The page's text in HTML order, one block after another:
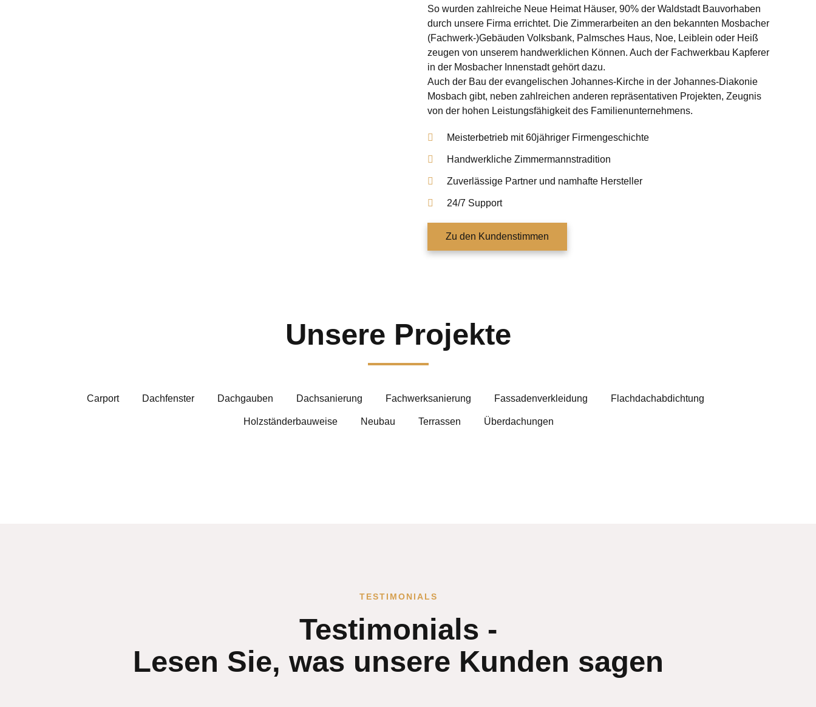
So wurden zahlreiche Neue Heimat Häuser, 90% der Waldstadt Bauvorhaben
durch unsere Firma errichtet. Die Zimmerarbeiten an den bekannten Mosbacher
(Fachwerk-)Gebäuden Volksbank, Palmsches Haus, Noe, Leiblein oder Heiß
zeugen von unserem handwerklichen Können. Auch der Fachwerkbau Kapferer
in der Mosbacher Innenstadt gehört dazu.
Auch der Bau der evangelischen Johannes-Kirche in der Johannes-Diakonie
Mosbach gibt, neben zahlreichen anderen repräsentativen Projekten, Zeugnis
von der hohen Leistungsfähigkeit des Familienunternehmens.
Meisterbetrieb mit 60jähriger Firmengeschichte
Handwerkliche Zimmermannstradition
Zuverlässige Partner und namhafte Hersteller
24/7 Support
Zu den Kundenstimmen
Unsere Projekte
Carport Dachfenster Dachgauben Dachsanierung Fachwerksanierung Fassadenverkleidung Flachdachabdichtung
Holzständerbauweise Neubau Terrassen Überdachungen
TESTIMONIALS
Testimonials -
Lesen Sie, was unsere Kunden sagen